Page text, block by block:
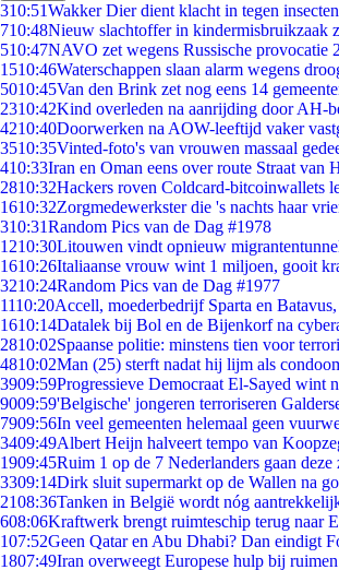
310:51Wakker Dier dient klacht in tegen
710:48Nieuw slachtoffer in kindermisbruikzaak
510:47NAVO zet wegens Russische provocatie
1510:46Waterschappen slaan alarm wegens
5010:45Van den Brink zet nog eens 14
2310:42Kind overleden na aanrijding door AH-
4210:40Doorwerken na AOW-leeftijd vaker
3510:35Vinted-foto's van vrouwen massaal
410:33Iran en Oman eens over route Straat van
2810:32Hackers roven Coldcard-bitcoinwallets
1610:32Zorgmedewerkster die 's nachts haar
310:31Random Pics van de Dag #1978
1210:30Litouwen vindt opnieuw
1610:26Italiaanse vrouw wint 1 miljoen, gooit
3210:24Random Pics van de Dag #1977
1110:20Accell, moederbedrijf Sparta en
1610:14Datalek bij Bol en de Bijenkorf na
2810:02Spaanse politie: minstens tien voor
4810:02Man (25) sterft nadat hij lijm als
3909:59Progressieve Democraat El-Sayed wint
9009:59'Belgische' jongeren terroriseren
7909:56In veel gemeenten helemaal geen
3409:49Albert Heijn halveert tempo van
1909:45Ruim 1 op de 7 Nederlanders gaan
3309:14Dirk sluit supermarkt op de Wallen na
2108:36Tanken in België wordt nóg
608:06Kraftwerk brengt ruimteschip terug naar
107:52Geen Qatar en Abu Dhabi? Dan eindigt
1807:49Iran overweegt Europese hulp bij